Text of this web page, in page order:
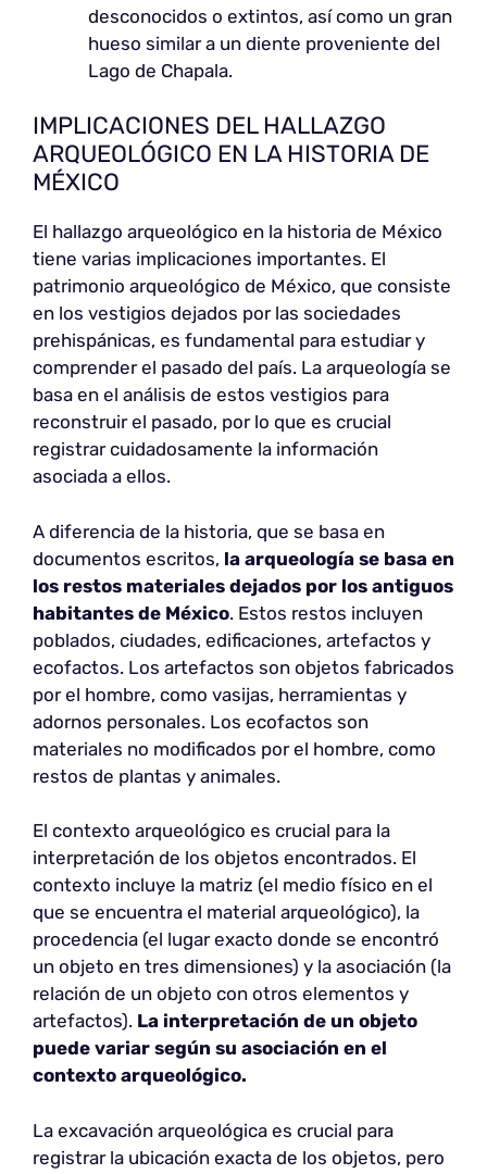
desconocidos o extintos, así como un gran
hueso similar a un diente proveniente del
Lago de Chapala.
IMPLICACIONES DEL HALLAZGO
ARQUEOLÓGICO EN LA HISTORIA DE
MÉXICO
El hallazgo arqueológico en la historia de México
tiene varias implicaciones importantes. El
patrimonio arqueológico de México, que consiste
en los vestigios dejados por las sociedades
prehispánicas, es fundamental para estudiar y
comprender el pasado del país. La arqueología se
basa en el análisis de estos vestigios para
reconstruir el pasado, por lo que es crucial
registrar cuidadosamente la información
asociada a ellos.
A diferencia de la historia, que se basa en
documentos escritos, la arqueología se basa en
los restos materiales dejados por los antiguos
habitantes de México. Estos restos incluyen
poblados, ciudades, edificaciones, artefactos y
ecofactos. Los artefactos son objetos fabricados
por el hombre, como vasijas, herramientas y
adornos personales. Los ecofactos son
materiales no modificados por el hombre, como
restos de plantas y animales.
El contexto arqueológico es crucial para la
interpretación de los objetos encontrados. El
contexto incluye la matriz (el medio físico en el
que se encuentra el material arqueológico), la
procedencia (el lugar exacto donde se encontró
un objeto en tres dimensiones) y la asociación (la
relación de un objeto con otros elementos y
artefactos). La interpretación de un objeto
puede variar según su asociación en el
contexto arqueológico.
La excavación arqueológica es crucial para
registrar la ubicación exacta de los objetos, pero